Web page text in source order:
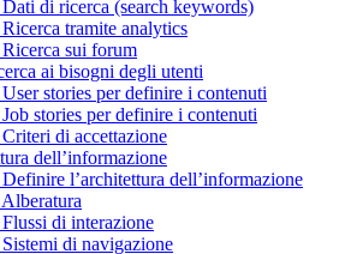
di ricerca (search keywords)
tramite analytics
sui forum
ai bisogni degli utenti
stories per definire i contenuti
stories per definire i contenuti
di accettazione
dell’informazione
l’architettura dell’informazione
di interazione
di navigazione